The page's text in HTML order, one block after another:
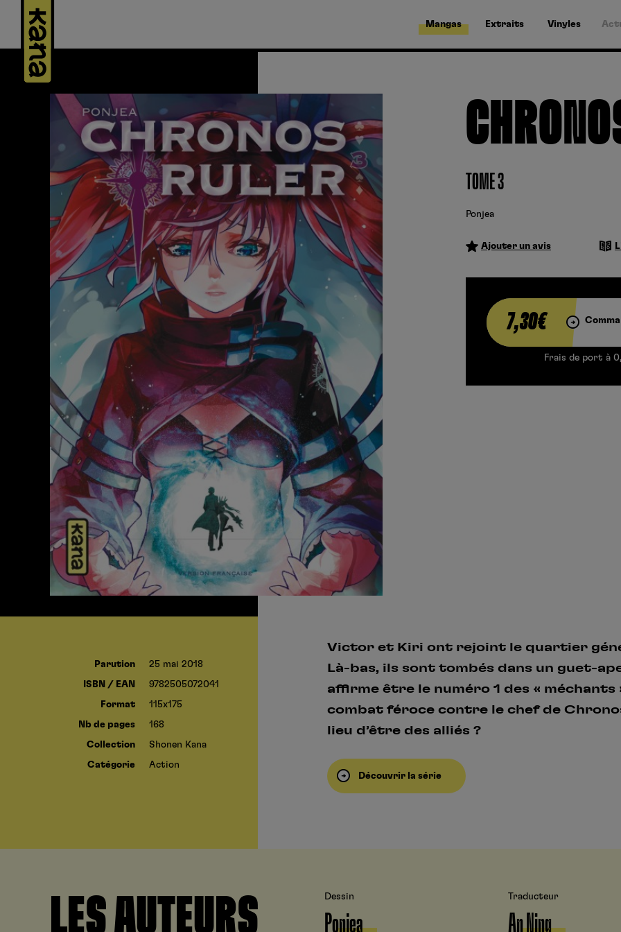
Mangas Extraits Vinyles
TOME 3
Ponjea
Ajouter un avis
7,30€
Frais de port à
Parution 25 mai 2018
ISBN / EAN 9782505072041
Format 115x175
Nb de pages 168
Collection Shonen Kana
Catégorie Action
Victor et Kiri ont rejoint le quartier
Là-bas, ils sont tombés dans un guet-
affirme être le numéro 1 des «
combat féroce contre le chef de
lieu d’être des alliés ?
Découvrir la série
LES AUTEURS Dessin
Ponjea
Traducteur
An Ning
Panneau de gestion des cookies